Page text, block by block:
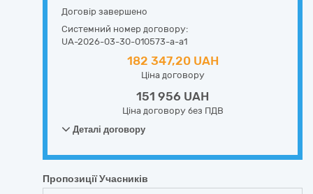
Договір завершено
Системний номер договору:
UA-2026-03-30-010573-a-a1
182 347,20 UAH
Ціна договору
151 956 UAH
Ціна договору без ПДВ
Деталі договору
Пропозиції Учасників